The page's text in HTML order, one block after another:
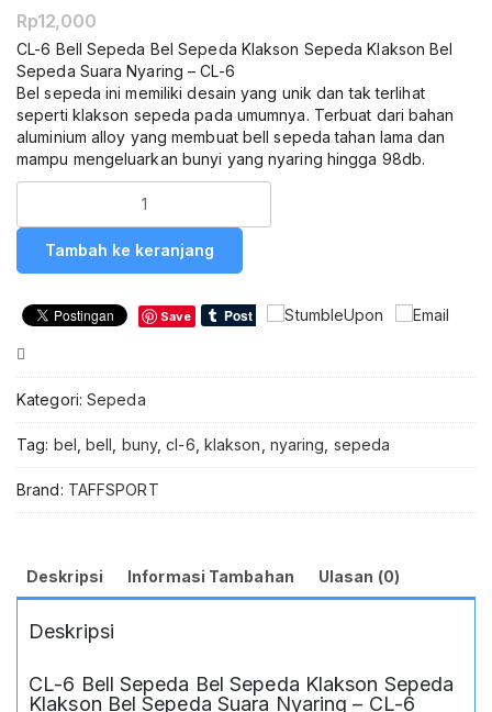
Rp12,000
CL-6 Bell Sepeda Bel Sepeda Klakson Sepeda Klakson Bel
Sepeda Suara Nyaring – CL-6
Bel sepeda ini memiliki desain yang unik dan tak terlihat
seperti klakson sepeda pada umumnya. Terbuat dari bahan
aluminium alloy yang membuat bell sepeda tahan lama dan
mampu mengeluarkan bunyi yang nyaring hingga 98db.
Bel
Sepeda
Klakson
Suara
Nyaring
Bike
-
6
Bel
Mini
Suara
Nyaring
Anti
Tambah ke keranjang
Save
Kategori: Sepeda
Tag: bel ,bell buny,cl-6 klakson nyaring sepeda
Brand: TAFFSPORT
Deskripsi Informasi Tambahan Ulasan (0)
Deskripsi
CL-6 Bell Sepeda Bel Sepeda Klakson Sepeda
Klakson Bel Sepeda Suara Nyaring – CL-6